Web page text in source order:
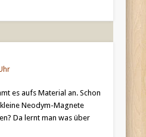
es aufs Material an. Schon
Neodym-Magnete
Da lernt man was über